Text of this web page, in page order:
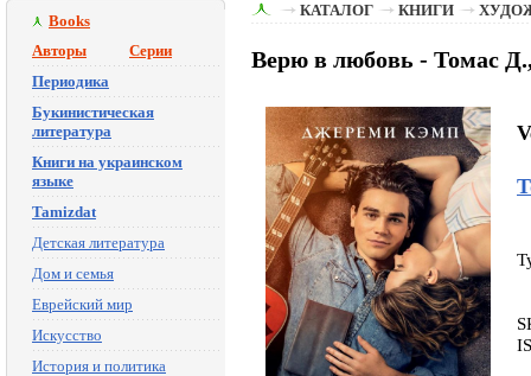
Books
Авторы
Серии
Периодика
Букинистическая
литература
Книги на украинском
языке
Tamizdat
Детская литература
Дом и семья
Еврейский мир
Искусство
История и политика
КАТАЛОГ КНИГИ
Верю в любовь - Томас